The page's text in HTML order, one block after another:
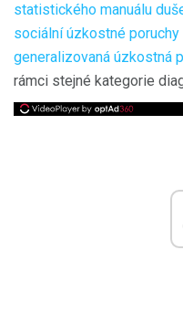
statistického manuálu
sociální úzkostné poruchy
generalizovaná úzkostná
rámci stejné kategorie